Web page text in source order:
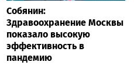
Собянин:
Здравоохранение Москвы
показало высокую
эффективность в
пандемию